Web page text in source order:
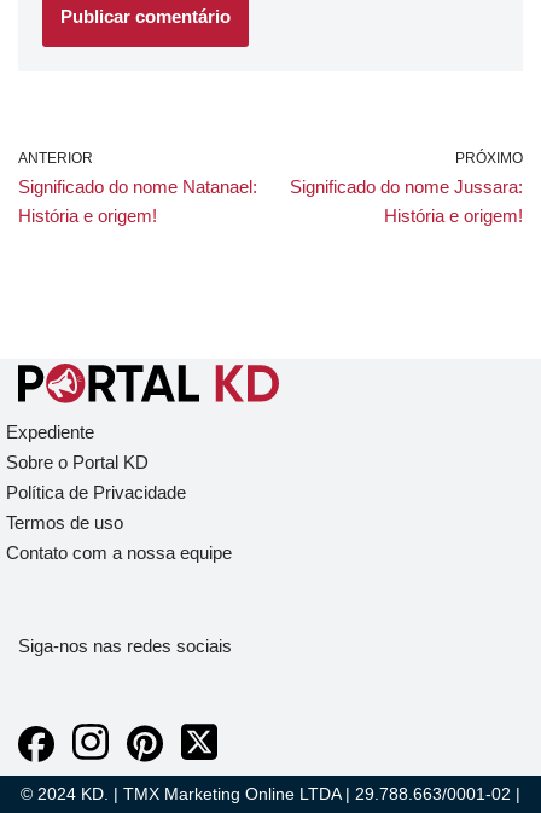
ANTERIOR
Significado do nome Natanael:
História e origem!
PRÓXIMO
Significado do nome Jussara:
História e origem!
Expediente
Sobre o Portal KD
Política de Privacidade
Termos de uso
Contato com a nossa equipe
Siga-nos nas redes sociais
© 2024 KD. | TMX Marketing Online LTDA | 29.788.663/0001-02 |